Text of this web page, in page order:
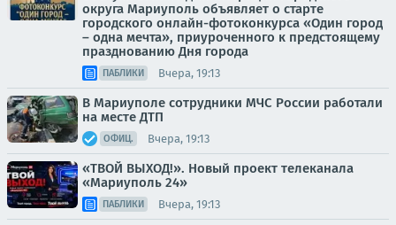
округа Мариуполь объявляет о старте
городского онлайн-фотоконкурса «Один город
– одна мечта», приуроченного к предстоящему
празднованию Дня города
ПАБЛИКИ Вчера, 19:13
В Мариуполе сотрудники МЧС России работали
на месте ДТП
ОФИЦ. Вчера, 19:13
«ТВОЙ ВЫХОД!». Новый проект телеканала
«Мариуполь 24»
ПАБЛИКИ Вчера, 19:13